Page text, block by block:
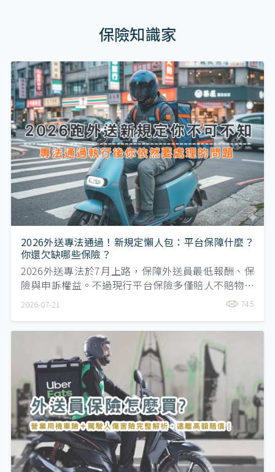
保險知識家
2026外送專法通過！新規定懶人包：平台保障什麼？
你還欠缺哪些保險？
2026外送專法於7月上路，保障外送員最低報酬、保
險與申訴權益。不過現行平台保險多僅賠人不賠物，
財損仍可能需自行負擔。法規升級是保障的開始，若
2026-07-21 745